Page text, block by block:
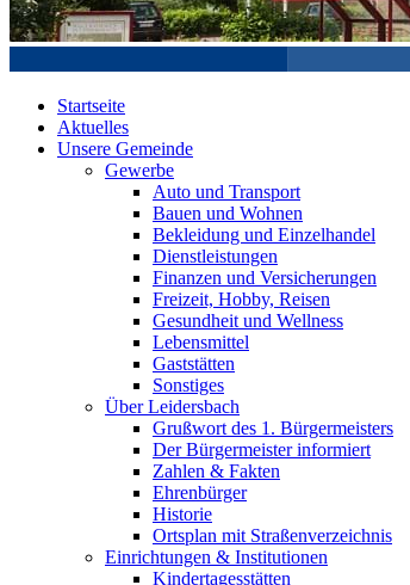
Startseite
Aktuelles
Unsere Gemeinde
Gewerbe
Auto und Transport
Bauen und Wohnen
Bekleidung und Einzelhandel
Dienstleistungen
Finanzen und Versicherungen
Freizeit, Hobby, Reisen
Gesundheit und Wellness
Lebensmittel
Gaststätten
Sonstiges
Über Leidersbach
Grußwort des 1. Bürgermeisters
Der Bürgermeister informiert
Zahlen & Fakten
Ehrenbürger
Historie
Ortsplan mit Straßenverzeichnis
Einrichtungen & Institutionen
Kindertagesstätten